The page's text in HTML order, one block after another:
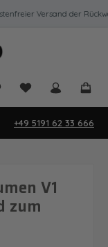
Versand der
Du hast 0
+49 5191 62 33 666
V1
zum